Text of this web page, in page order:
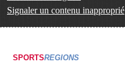
Signaler un contenu inapproprié
SPORTSREGIONS